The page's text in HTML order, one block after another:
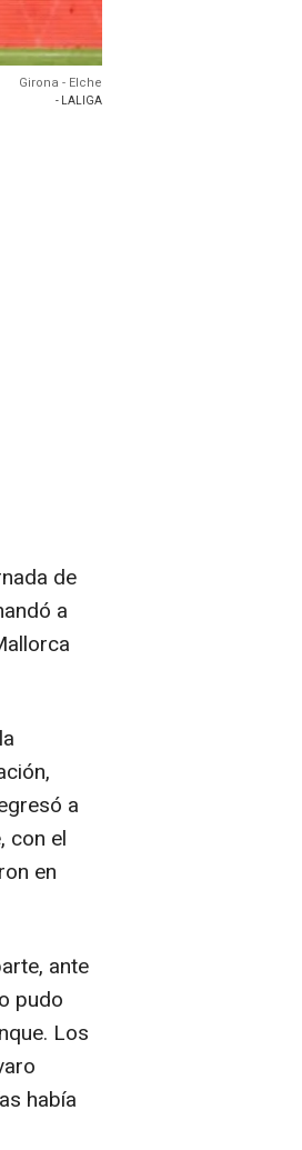
Girona - Elche
- LALIGA
de
a
a
con el
en
ante
pudo
Los
había